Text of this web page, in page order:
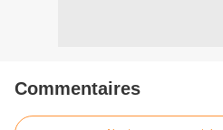
Commentaires